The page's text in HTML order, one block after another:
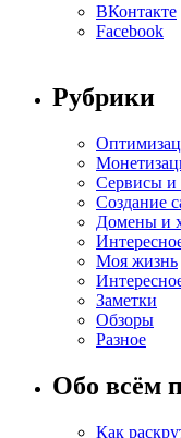
ВКонтакте
Facebook
Рубрики
Сервисы и
Создание
Домены и
Моя жизнь
Заметки
Обзоры
Разное
Обо всём
Как